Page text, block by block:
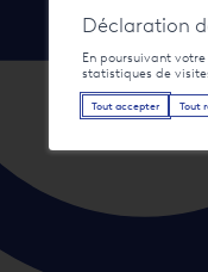
Déclaration
En poursuivant
statistiques de
Tout accepter Tout